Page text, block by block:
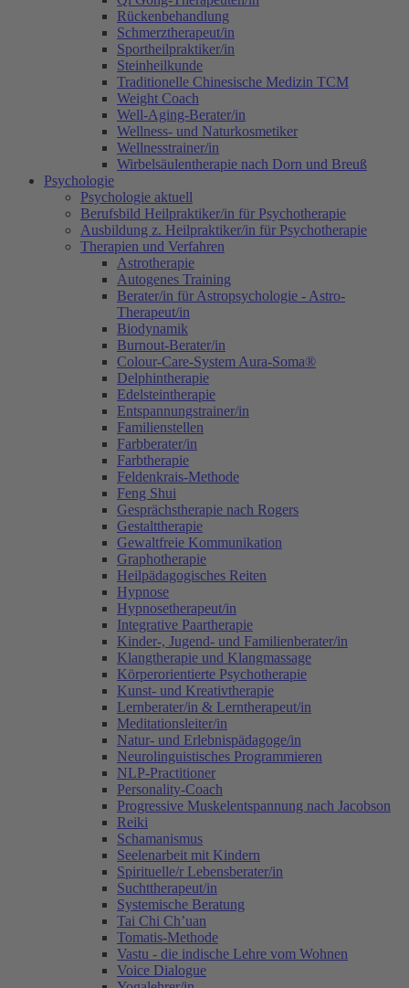
Rückenbehandlung
Schmerztherapeut/in
Sportheilpraktiker/in
Steinheilkunde
Traditionelle Chinesische Medizin TCM
Weight Coach
Well-Aging-Berater/in
Wellness- und Naturkosmetiker
Wellnesstrainer/in
Wirbelsäulentherapie nach Dorn und Breuß
Psychologie
Psychologie aktuell
Berufsbild Heilpraktiker/in für Psychotherapie
Ausbildung z. Heilpraktiker/in für Psychotherapie
Therapien und Verfahren
Astrotherapie
Autogenes Training
Berater/in für Astropsychologie - Astro-
Therapeut/in
Biodynamik
Burnout-Berater/in
Colour-Care-System Aura-Soma®
Delphintherapie
Edelsteintherapie
Entspannungstrainer/in
Familienstellen
Farbberater/in
Farbtherapie
Feldenkrais-Methode
Feng Shui
Gesprächstherapie nach Rogers
Gestalttherapie
Gewaltfreie Kommunikation
Graphotherapie
Heilpädagogisches Reiten
Hypnose
Hypnosetherapeut/in
Integrative Paartherapie
Kinder-, Jugend- und Familienberater/in
Klangtherapie und Klangmassage
Körperorientierte Psychotherapie
Kunst- und Kreativtherapie
Lernberater/in & Lerntherapeut/in
Meditationsleiter/in
Natur- und Erlebnispädagoge/in
Neurolinguistisches Programmieren
NLP-Practitioner
Personality-Coach
Progressive Muskelentspannung nach Jacobson
Reiki
Schamanismus
Seelenarbeit mit Kindern
Spirituelle/r Lebensberater/in
Suchttherapeut/in
Systemische Beratung
Tai Chi Ch’uan
Tomatis-Methode
Vastu - die indische Lehre vom Wohnen
Voice Dialogue